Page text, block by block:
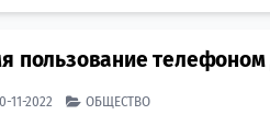
пользование телефоном
11-2022 ОБЩЕСТВО